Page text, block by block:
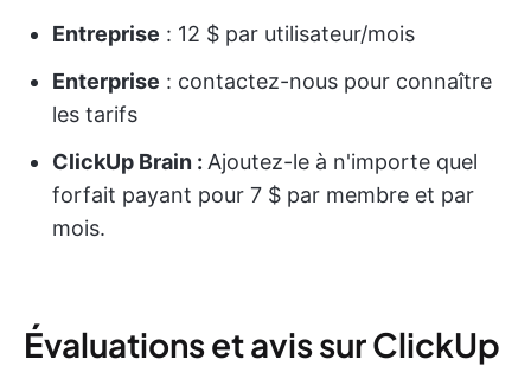
Entreprise : 12 $ par utilisateur/mois
Enterprise : contactez-nous pour connaître
les tarifs
ClickUp Brain : Ajoutez-le à n'importe quel
forfait payant pour 7 $ par membre et par
mois.
Évaluations et avis sur ClickUp